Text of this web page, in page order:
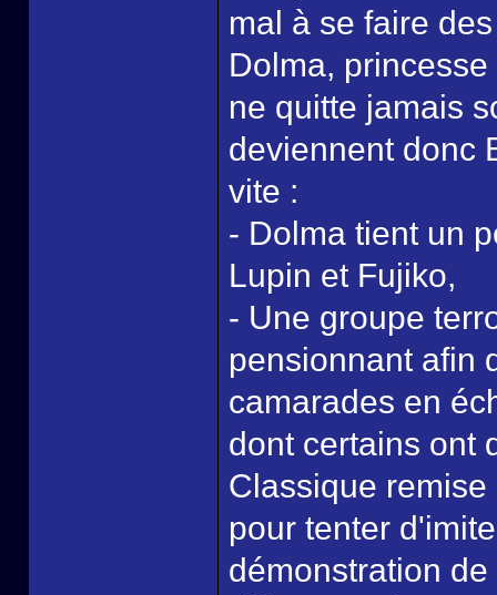
mal à se faire
Dolma,
ne quitte jamais
deviennent donc
vite :
- Dolma tient un
Lupin et Fujiko,
- Une groupe
pensionnant afin
camarades en
dont certains ont
Classique
pour tenter
démonstration